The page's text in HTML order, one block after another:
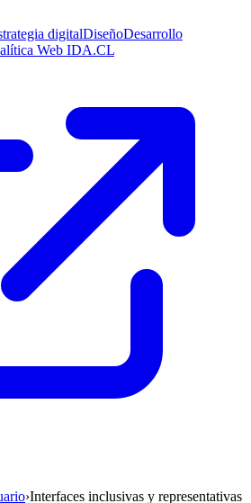
digitalDiseñoDesarrollo
Web IDA.CL
›Interfaces inclusivas y representativas